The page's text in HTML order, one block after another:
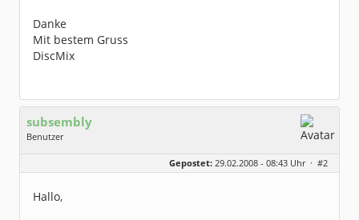
Danke
Mit bestem Gruss
DiscMix
subsembly
Benutzer
Homepage:
subsembly.com/
Dabei seit:
Gepostet: 29.02.2008 - 08:43 Uhr · #2
Hallo,